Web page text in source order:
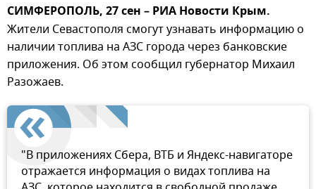
СИМФЕРОПОЛЬ, 27 сен – РИА Новости Крым.
Жители Севастополя смогут узнавать информацию о
наличии топлива на АЗС города через банковские
приложения. Об этом сообщил губернатор Михаил
Разожаев.
"В приложениях Сбера, ВТБ и Яндекс-навигаторе
отражается информация о видах топлива на